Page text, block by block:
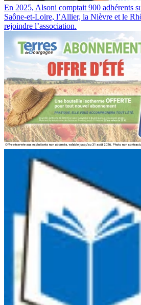
En 2025, Alsoni comptait 900 adhérents
Saône-et-Loire, l’Allier, la Nièvre et le
rejoindre l’association.